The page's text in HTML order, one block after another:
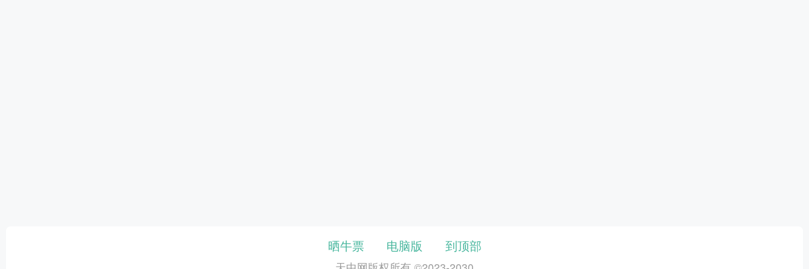
晒牛票 电脑版 到顶部